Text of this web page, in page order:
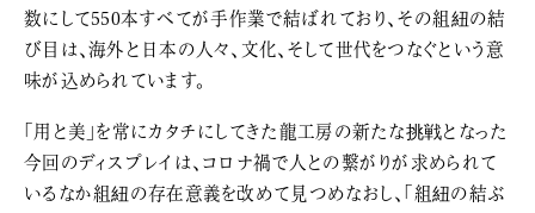
数にして550本すべてが手作業で結ばれており、その組紐の結
び目は、海外と日本の人々、文化、そして世代をつなぐという意
味が込められています。
「用と美」を常にカタチにしてきた龍工房の新たな挑戦となった
今回のディスプレイは、コロナ禍で人との繋がりが求められて
いるなか組紐の存在意義を改めて見つめなおし、「組紐の結ぶ